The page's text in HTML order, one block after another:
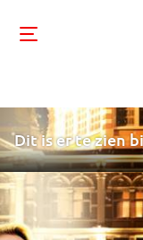
Dit is er te zien